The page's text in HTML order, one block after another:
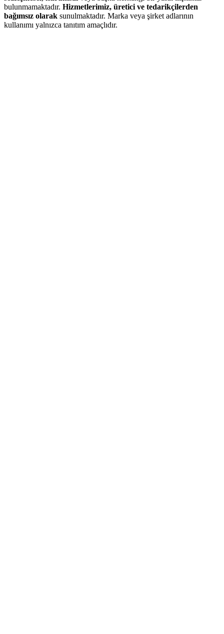
bulunmamaktadır. Hizmetlerimiz, üretici ve tedarikçilerden
bağımsız olarak sunulmaktadır. Marka veya şirket adlarının
kullanımı yalnızca tanıtım amaçlıdır.